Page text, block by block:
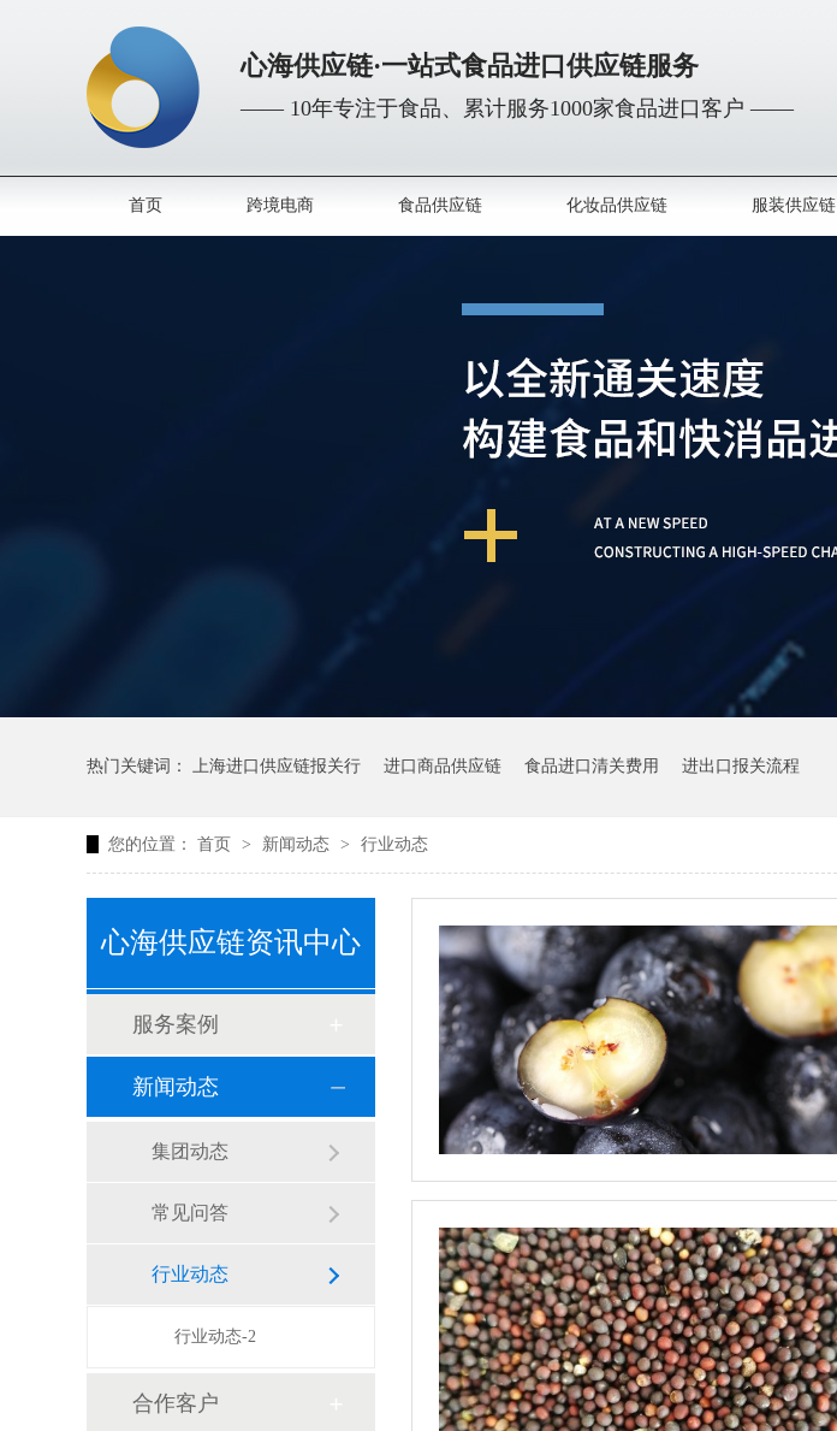
心海供应链·一站式食品进口供应链服务
—— 10年专注于食品、累计服务1000家食品进口客户 ——
首页 跨境电商 食品供应链 化妆品供应链 服装供应链
热门关键词： 上海进口供应链报关行 进口商品供应链 食品进口清关费用 进出口报关流程
您的位置： 首页 > 新闻动态 > 行业动态
心海供应链资讯中心
服务案例
新闻动态
集团动态
常见问答
行业动态
行业动态-2
合作客户